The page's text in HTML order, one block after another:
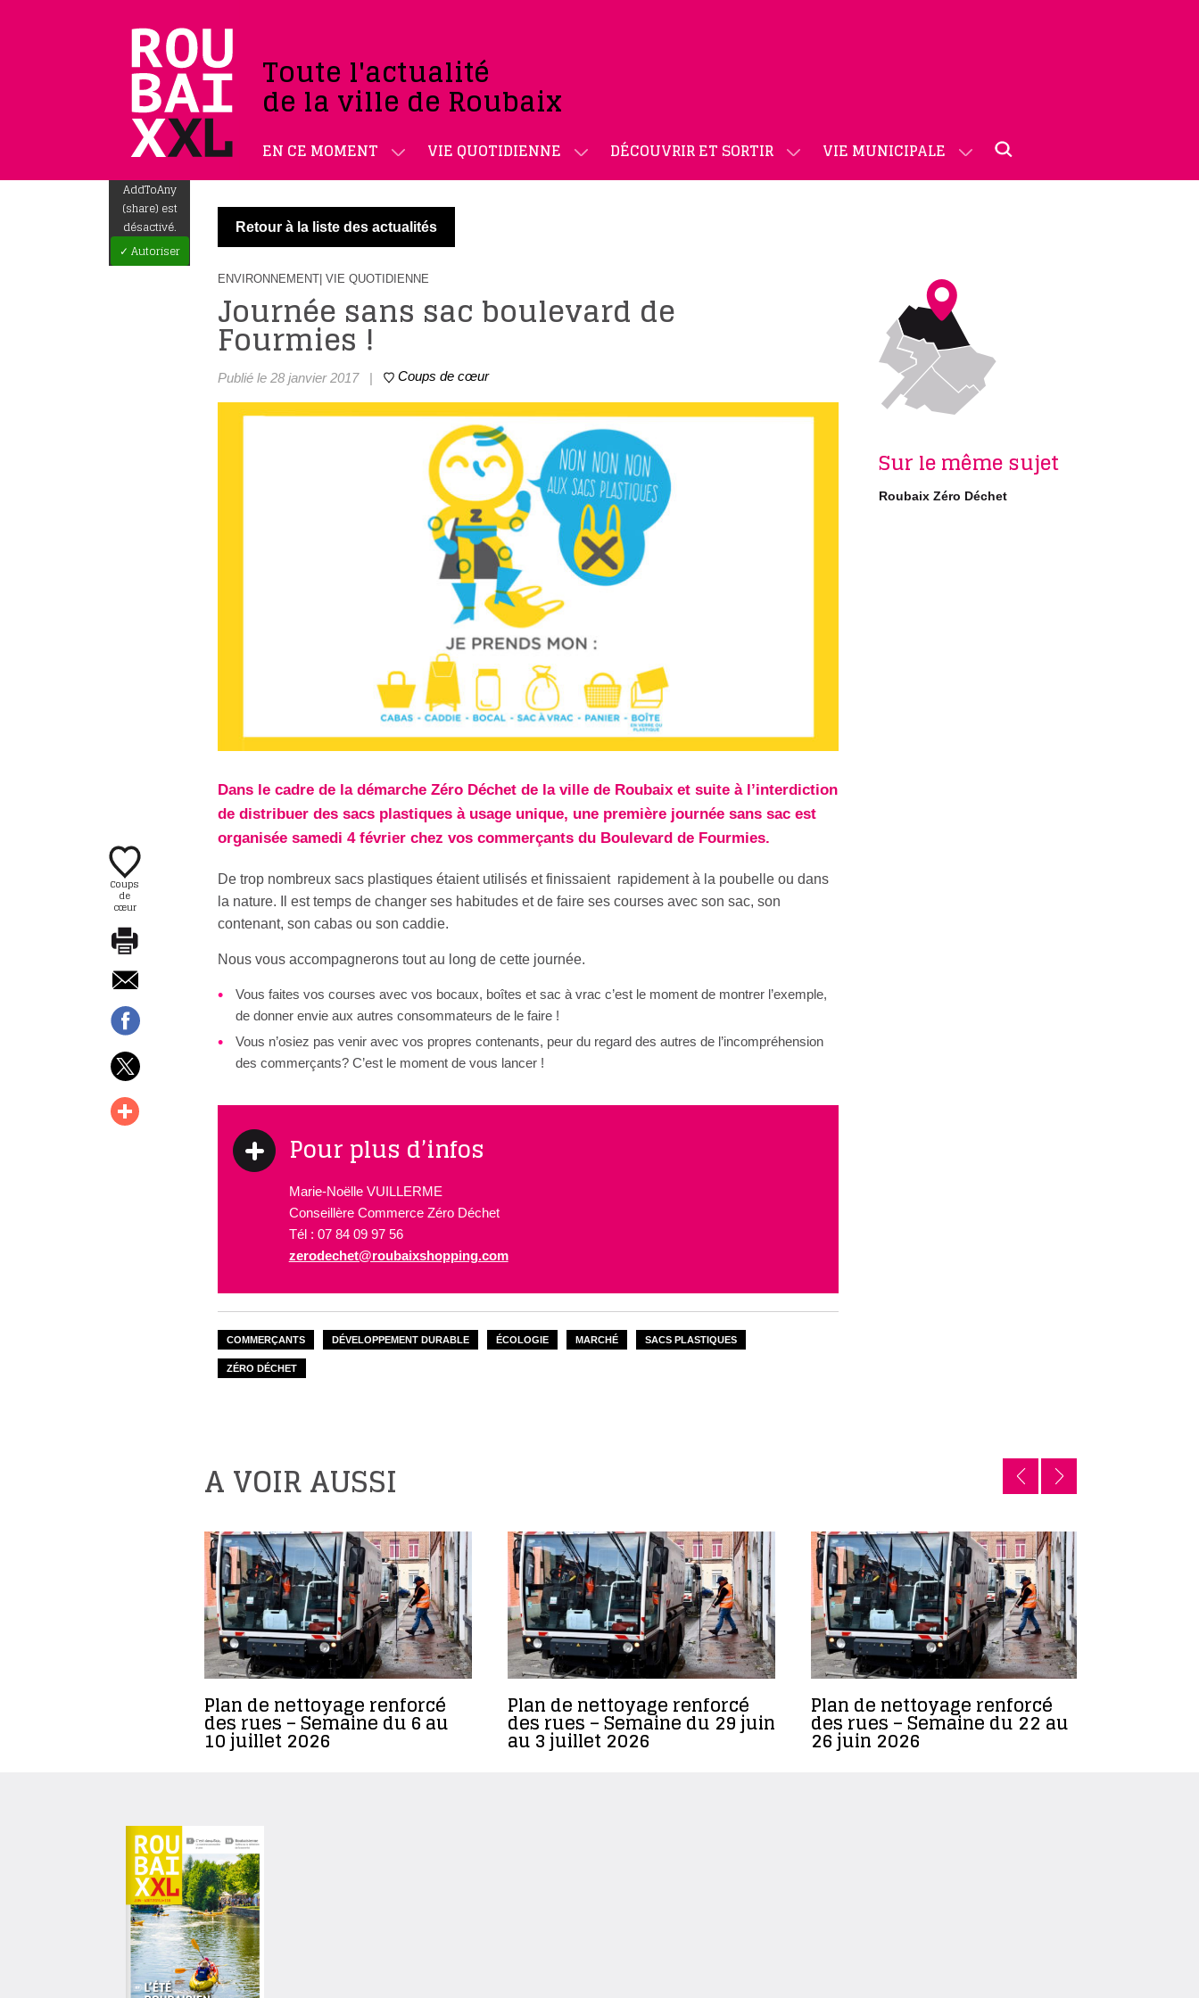
Toute l'actualité
de la ville de Roubaix
EN CE MOMENT VIE QUOTIDIENNE DÉCOUVRIR ET SORTIR VIE MUNICIPALE
AddToAny
(share) est
désactivé.
✓ Autoriser
Coups
de
cœur
Retour à la liste des actualités
ENVIRONNEMENT| VIE QUOTIDIENNE
Journée sans sac boulevard de
Fourmies !
Publié le 28 janvier 2017 | Coups de cœur
Dans le cadre de la démarche Zéro Déchet de la ville de Roubaix et suite à l’interdiction
de distribuer des sacs plastiques à usage unique, une première journée sans sac est
organisée samedi 4 février chez vos commerçants du Boulevard de Fourmies.
De trop nombreux sacs plastiques étaient utilisés et finissaient rapidement à la poubelle ou dans
la nature. Il est temps de changer ses habitudes et de faire ses courses avec son sac, son
contenant, son cabas ou son caddie.
Nous vous accompagnerons tout au long de cette journée.
Vous faites vos courses avec vos bocaux, boîtes et sac à vrac c’est le moment de montrer l’exemple,
de donner envie aux autres consommateurs de le faire !
Vous n’osiez pas venir avec vos propres contenants, peur du regard des autres de l’incompréhension
des commerçants? C’est le moment de vous lancer !
Pour plus d’infos
Marie-Noëlle VUILLERME
Conseillère Commerce Zéro Déchet
Tél : 07 84 09 97 56
zerodechet@roubaixshopping.com
COMMERÇANTS DÉVELOPPEMENT DURABLE ÉCOLOGIE MARCHÉ SACS PLASTIQUES
ZÉRO DÉCHET
Sur le même sujet
Roubaix Zéro Déchet
A VOIR AUSSI
Plan de nettoyage renforcé
des rues – Semaine du 6 au
10 juillet 2026
Plan de nettoyage renforcé
des rues – Semaine du 29 juin
au 3 juillet 2026
Plan de nettoyage renforcé
des rues – Semaine du 22 au
26 juin 2026